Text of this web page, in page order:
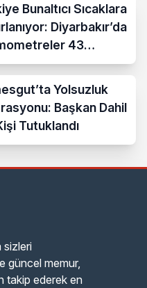
Bunaltıcı Sıcaklara
Diyarbakır’da
43
Gösterecek
Yolsuzluk
Başkan Dahil
Tutuklandı
sizleri
güncel memur,
takip ederek en